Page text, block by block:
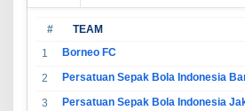
# TEAM
1 Borneo FC
2
3